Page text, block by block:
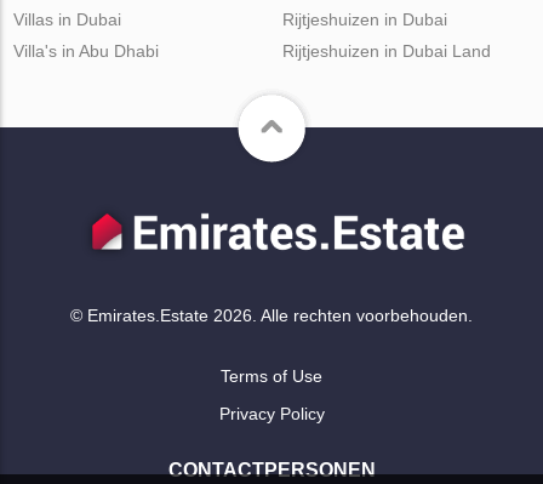
Villas in Dubai
Villa's in Abu Dhabi
Rijtjeshuizen in Dubai
Rijtjeshuizen in Dubai Land
© Emirates.Estate 2026. Alle rechten voorbehouden.
Terms of Use
Privacy Policy
CONTACTPERSONEN